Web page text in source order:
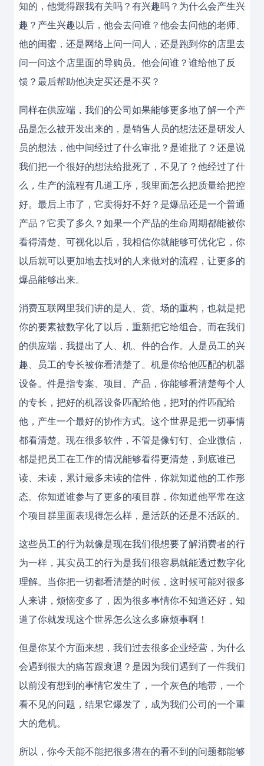
知的，他觉得跟我有关吗？有兴趣吗？为什么会产生兴
趣？产生兴趣以后，他会去问谁？他会去问他的老师、
他的闺蜜，还是网络上问一问人，还是跑到你的店里去
问一问这个店里面的导购员。他会问谁？谁给他了反
馈？最后帮助他决定买还是不买？
同样在供应端，我们的公司如果能够更多地了解一个产
品是怎么被开发出来的，是销售人员的想法还是研发人
员的想法，他中间经过了什么审批？是谁批了？还是说
我们把一个很好的想法给批死了，不见了？他经过了什
么，生产的流程有几道工序，我里面怎么把质量给把控
好。最后上市了，它卖得好不好？是爆品还是一个普通
产品？它卖了多久？如果一个产品的生命周期都能被你
看得清楚、可视化以后，我相信你就能够可优化它，你
以后就可以更加地去找对的人来做对的流程，让更多的
爆品能够出来。
消费互联网里我们讲的是人、货、场的重构，也就是把
你的要素被数字化了以后，重新把它给组合。而在我们
的供应端，我提出了人、机、件的合作。人是员工的兴
趣、员工的专长被你看清楚了。机是你给他匹配的机器
设备。件是指专案、项目、产品，你能够看清楚每个人
的专长，把好的机器设备匹配给他，把对的件匹配给
他，产生一个最好的协作方式。这个世界是把一切事情
都看清楚。现在很多软件，不管是像钉钉、企业微信，
都是把员工在工作的情况能够看得更清楚，到底谁已
读、未读，累计最多未读的信件，你就知道他的工作形
态。你知道谁参与了更多的项目群，你知道他平常在这
个项目群里面表现得怎么样，是活跃的还是不活跃的。
这些员工的行为就像是现在我们很想要了解消费者的行
为一样，其实员工的行为是我们很容易就能透过数字化
理解。当你把一切都看清楚的时候，这时候可能对很多
人来讲，烦恼变多了，因为很多事情你不知道还好，知
道了你就发现这个世界怎么这么多麻烦事啊！
但是你某个方面来想，我们过去很多企业经营，为什么
会遇到很大的痛苦跟衰退？是因为我们遇到了一件我们
以前没有想到的事情它发生了，一个灰色的地带，一个
看不见的问题，结果它爆发了，成为我们公司的一个重
大的危机。
所以，你今天能不能把很多潜在的看不到的问题都能够